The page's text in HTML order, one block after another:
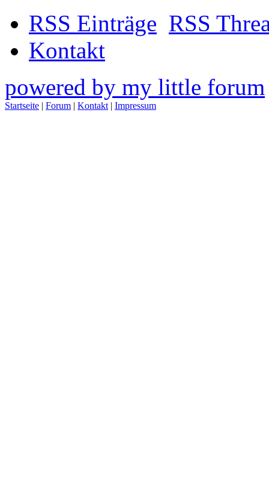
RSS Einträge RSS
Kontakt
powered by my little forum
Startseite | Forum | Kontakt | Impressum